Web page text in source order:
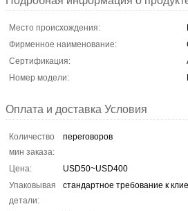
Место происхождения:
Фирменное наименование:
Сертификация:
Номер модели:
Оплата и доставка Условия
Количество
мин заказа:
переговоров
Цена:
USD50~USD400
Упаковывая
детали:
стандартное требование к